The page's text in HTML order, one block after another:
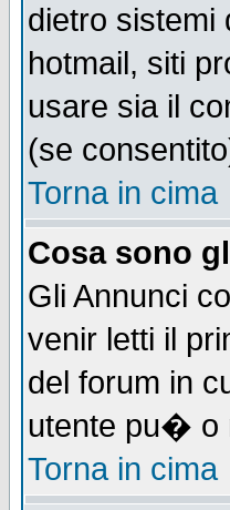
dietro sistemi
hotmail, siti
usare sia il
(se
Torna in cima
Cosa sono
Gli Annunci
venir letti il
del forum in
utente pu� o
Torna in cima